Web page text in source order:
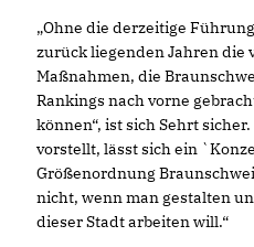
Ohne die derzeitige
zurück liegenden Jahren die
Maßnahmen, die
Rankings nach vorne
können“, ist sich Sehrt
vorstellt, lässt sich ein
Größenordnung
nicht, wenn man gestalten
dieser Stadt arbeiten will.“